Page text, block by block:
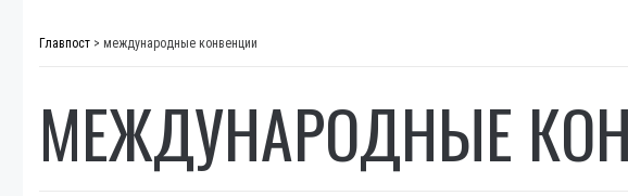
Главпост > международные конвенции
МЕЖДУНАРОДНЫЕ